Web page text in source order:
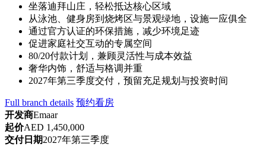
坐落迪拜山庄，轻松抵达核心区域
从泳池、健身房到烧烤区与景观绿地，设施一应俱全
通过官方认证的环保措施，减少环境足迹
促进家庭社交互动的专属空间
80/20付款计划，兼顾灵活性与成本效益
奢华内饰，舒适与格调并重
2027年第三季度交付，预留充足规划与投资时间
Full branch details 预约看房
开发商Emaar
起价AED 1,450,000
交付日期2027年第三季度